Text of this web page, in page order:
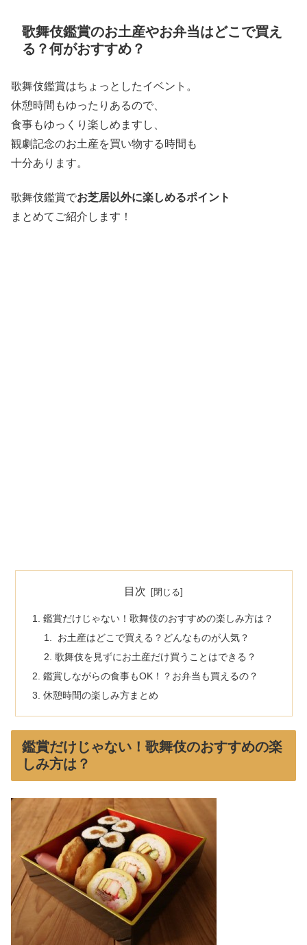
歌舞伎鑑賞のお土産やお弁当はどこで買え
る？何がおすすめ？
歌舞伎鑑賞はちょっとしたイベント。
休憩時間もゆったりあるので、
食事もゆっくり楽しめますし、
観劇記念のお土産を買い物する時間も
十分あります。
歌舞伎鑑賞でお芝居以外に楽しめるポイント
まとめてご紹介します！
目次
鑑賞だけじゃない！歌舞伎のおすすめの楽しみ方は？
お土産はどこで買える？どんなものが人気？
歌舞伎を見ずにお土産だけ買うことはできる？
鑑賞しながらの食事もOK！？お弁当も買えるの？
休憩時間の楽しみ方まとめ
鑑賞だけじゃない！歌舞伎のおすすめの楽
しみ方は？